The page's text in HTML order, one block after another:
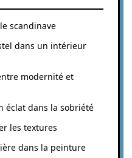
scandinave
dans un intérieur
modernité et
éclat dans la sobriété
les textures
dans la peinture